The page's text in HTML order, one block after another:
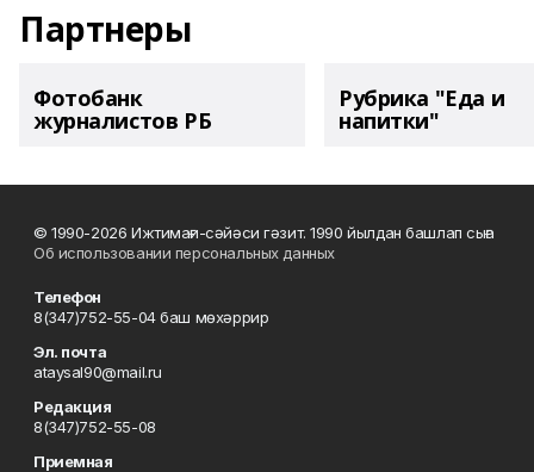
Партнеры
Фотобанк
журналистов РБ
Рубрика "Еда и
напитки"
© 1990-2026 Ижтимағи-сәйәси гәзит. 1990 йылдан башлап сыға
Об использовании персональных данных
Телефон
8(347)752-55-04 баш мөхәррир
Эл. почта
ataysal90@mail.ru
Редакция
8(347)752-55-08
Приемная